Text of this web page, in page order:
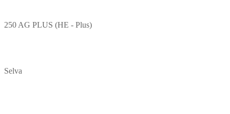
250 AG PLUS (HE - Plus)
Selva